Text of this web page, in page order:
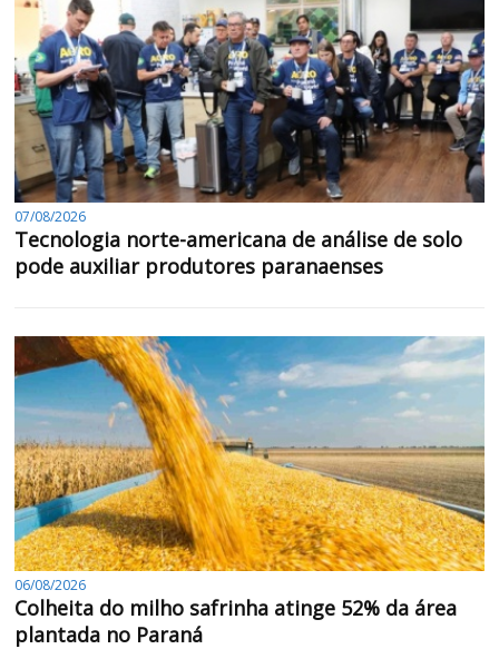
07/08/2026
Tecnologia norte-americana de análise de solo
pode auxiliar produtores paranaenses
06/08/2026
Colheita do milho safrinha atinge 52% da área
plantada no Paraná